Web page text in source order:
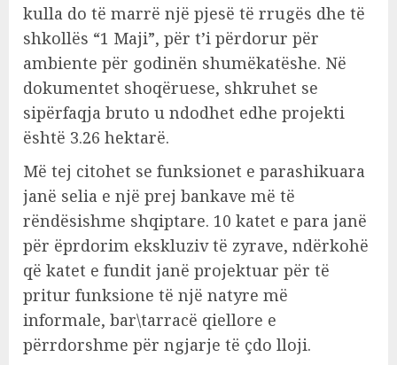
kulla do të marrë një pjesë të rrugës dhe të
shkollës “1 Maji”, për t’i përdorur për
ambiente për godinën shumëkatëshe. Në
dokumentet shoqëruese, shkruhet se
sipërfaqja bruto u ndodhet edhe projekti
është 3.26 hektarë.
Më tej citohet se funksionet e parashikuara
janë selia e një prej bankave më të
rëndësishme shqiptare. 10 katet e para janë
për ëprdorim ekskluziv të zyrave, ndërkohë
që katet e fundit janë projektuar për të
pritur funksione të një natyre më
informale, bar\tarracë qiellore e
përrdorshme për ngjarje të çdo lloji.